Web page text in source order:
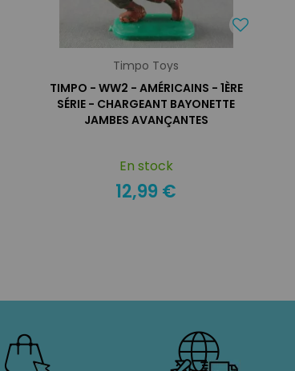
Timpo Toys
TIMPO - WW2 - AMÉRICAINS - 1ÈRE
SÉRIE - CHARGEANT BAYONETTE
JAMBES AVANÇANTES
En stock
12,99 €